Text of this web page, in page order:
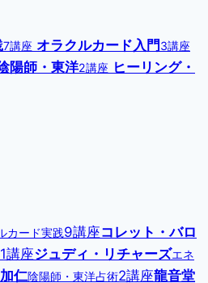
7講座 オラクルカード入門3講座
陽師・東洋2講座 ヒーリング・
カード実践9講座コレット・バロ
1講座ジュディ・リチャーズエネ
仁陰陽師・東洋占術2講座龍音堂